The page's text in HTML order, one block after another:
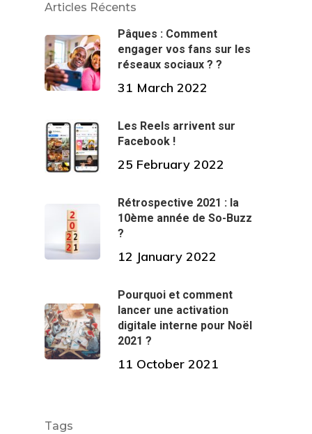
Articles Récents
Pâques : Comment
engager vos fans sur les
réseaux sociaux ? ?
31 March 2022
Les Reels arrivent sur
Facebook !
25 February 2022
Rétrospective 2021 : la
10ème année de So-Buzz
?
12 January 2022
Pourquoi et comment
lancer une activation
digitale interne pour Noël
2021 ?
11 October 2021
Tags